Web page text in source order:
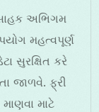
અભિગમ
મહત્વપૂર્ણ
સુરક્ષિત કરે
જાળવે. ફ્રી
માટે